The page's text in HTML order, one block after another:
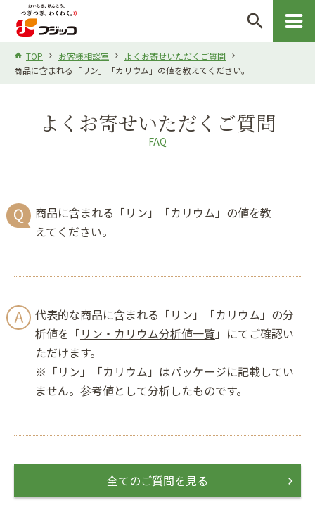
search
TOP お客様相談室
よくお寄せいただくご質問
商品に含まれる「リン」「カリウム」の値を教えてください。
よくお寄せいただくご質問
FAQ
商品に含まれる「リン」「カリウム」の値を教
えてください。
代表的な商品に含まれる「リン」「カリウム」の分
析値を「リン・カリウム分析値一覧」にてご確認い
ただけます。
※「リン」「カリウム」はパッケージに記載してい
ません。参考値として分析したものです。
全てのご質問を見る